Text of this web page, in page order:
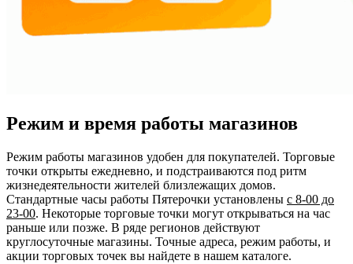
Режим и время работы магазинов
Режим работы магазинов удобен для покупателей. Торговые
точки открыты ежедневно, и подстраиваются под ритм
жизнедеятельности жителей близлежащих домов.
Стандартные часы работы Пятерочки установлены с 8-00 до
23-00. Некоторые торговые точки могут открываться на час
раньше или позже. В ряде регионов действуют
круглосуточные магазины. Точные адреса, режим работы, и
акции торговых точек вы найдете в нашем каталоге.